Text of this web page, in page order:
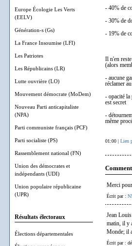
Europe Écologie Les Verts
(EELV)
Génération-s (Gs)
La France Insoumise (LFI)
Les Patriotes
Les Républicains (LR)
Lutte ouvrière (LO)
Mouvement démocrate (MoDem)
Nouveau Parti anticapitaliste
(NPA)
Parti communiste français (PCF)
Parti socialiste (PS)
Rassemblement national (FN)
Union des démocrates et
indépendants (UDI)
Union populaire républicaine
(UPR)
Résultats électoraux
Élections départementales
- 40% de
- 30% de
- 19% de
Il n'en
(alors
- aucune
réclamer
- opacité la
est secret
-
même
01:00 | Lien
Merci
Écrit par :
Jean
matin, il y
Monde; il
Écrit par :